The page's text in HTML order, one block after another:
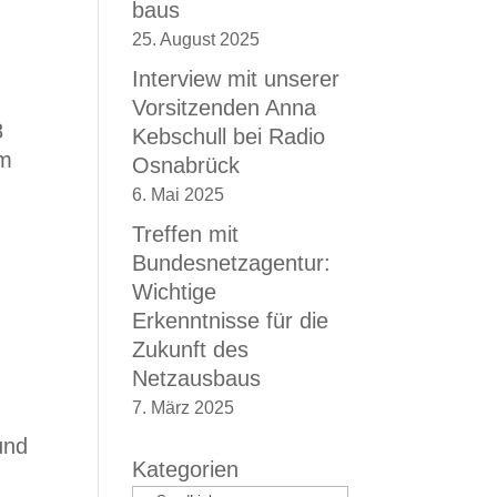
baus
25. August 2025
Interview mit unserer
Vorsitzenden Anna
Kebschull bei Radio
Osnabrück
6. Mai 2025
Treffen mit
Bundesnetzagentur:
Wichtige
Erkenntnisse für die
Zukunft des
Netzausbaus
7. März 2025
Kategorien